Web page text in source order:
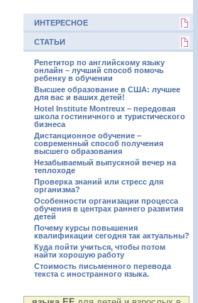
ИНТЕРЕСНОЕ
СТАТЬИ
Репетитор по английскому языку
онлайн – лучший способ помочь
ребенку в обучении
Высшее образование в США: лучшее
для вас и ваших детей!
Hotel Institute Montreux – передовая
школа гостиничного и туристического
бизнеса
Дистанционное обучение –
современный способ получения
высшего образования
Незабываемый выпускной вечер на
теплоходе
Проверка знаний или стресс для
организма?
Особенности организации процесса
обучения в центрах раннего развития
детей
Почему курсы повышения
квалификации сегодня так актуальны?
Куда пойти учиться, чтобы потом
найти хорошую работу
Стоимость письменного перевода
текста с иностранного языка.